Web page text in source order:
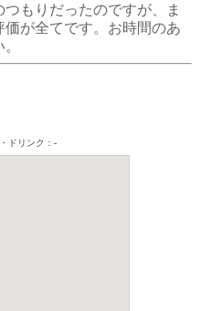
もりだったのですが、ま
が全てです。お時間のあ